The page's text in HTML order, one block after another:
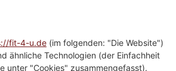
fit-4-u.de (im folgenden: "Die Website")
ähnliche Technologien (der Einfachheit
unter "Cookies" zusammengefasst).